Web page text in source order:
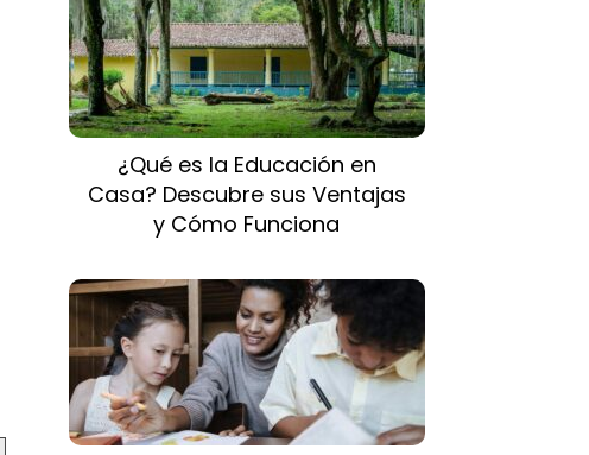
¿Qué es la Educación en
Casa? Descubre sus Ventajas
y Cómo Funciona